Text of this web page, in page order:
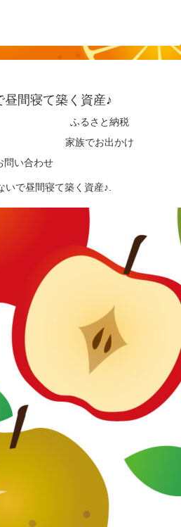
昼間寝て築く資産♪
ふるさと納税
家族でお出かけ
問い合わせ
で昼間寝て築く資産♪.